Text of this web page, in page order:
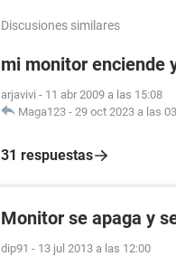
Discusiones similares
mi monitor enciende
arjavivi - 11 abr 2009 a las 15:08
Maga123 - 29 oct 2023 a las
31 respuestas
Monitor se apaga y
dip91 - 13 jul 2013 a las 12:00